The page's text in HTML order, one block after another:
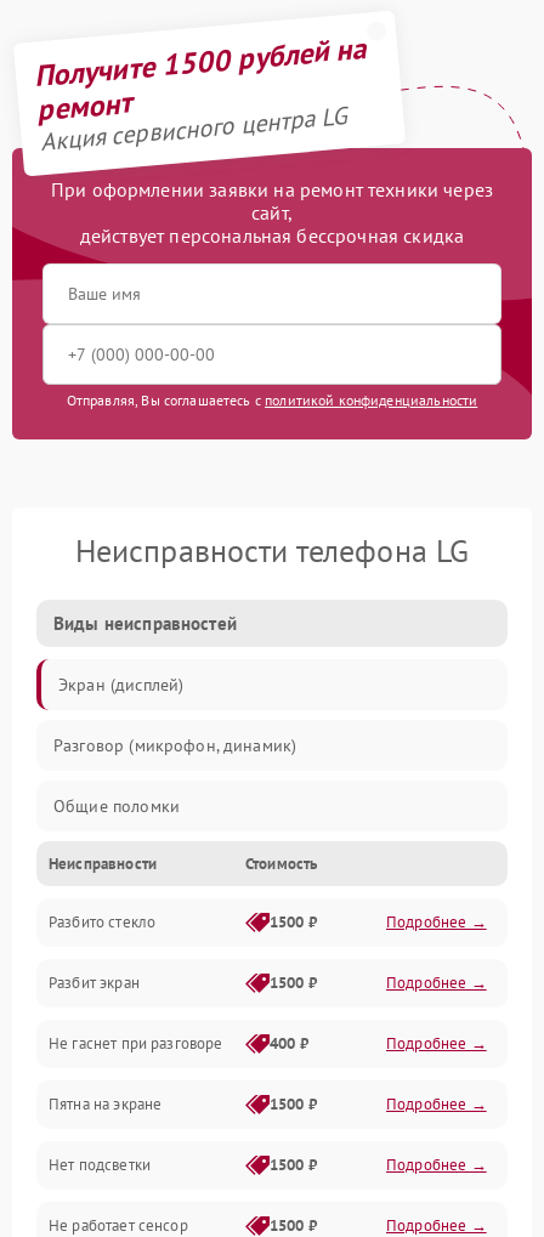
Получите 1500 рублей на
ремонт
Акция сервисного центра LG
При оформлении заявки на ремонт техники через
сайт,
действует персональная бессрочная скидка
Отправляя, Вы соглашаетесь с политикой конфиденциальности
Неисправности телефона LG
Виды неисправностей
Экран (дисплей)
Разговор (микрофон, динамик)
Общие поломки
Проблемы связи
Камеры
Проблемы с дисплеем и сенсором
Зарядка
Проблемы с питанием, зарядкой и аккумулятором
Проблемы с работой системы, корпусом и другие
Неисправности Стоимость
Разбито стекло 1500 ₽ Подробнее →
Разбит экран 1500 ₽ Подробнее →
Не гаснет при разговоре 400 ₽ Подробнее →
Пятна на экране 1500 ₽ Подробнее →
Нет подсветки 1500 ₽ Подробнее →
Не работает сенсор 1500 ₽ Подробнее →